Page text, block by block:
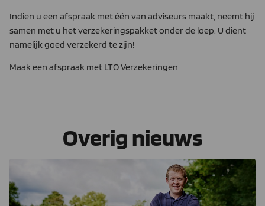
Indien u een afspraak met één van adviseurs maakt, neemt hij
samen met u het verzekeringspakket onder de loep. U dient
namelijk goed verzekerd te zijn!
Maak een afspraak met LTO Verzekeringen
Overig nieuws